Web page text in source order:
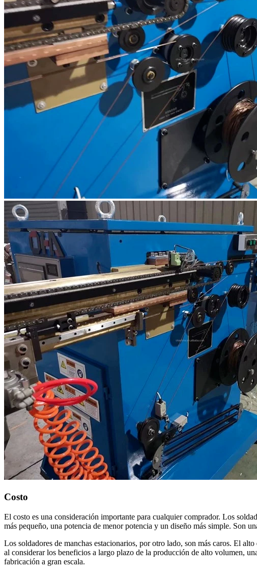
Costo
El costo es una consideración importante para cualquier comprador. Los
más pequeño, una potencia de menor potencia y un diseño más simple. Son
Los soldadores de manchas estacionarios, por otro lado, son más caros. El
al considerar los beneficios a largo plazo de la producción de alto volumen,
fabricación a gran escala.